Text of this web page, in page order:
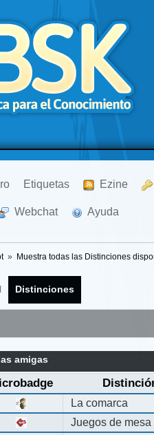
Etiquetas Ezine
Webchat Ayuda
» Muestra todas las Distinciones
Distinciones
amigas
La comarca
Juegos de mesa